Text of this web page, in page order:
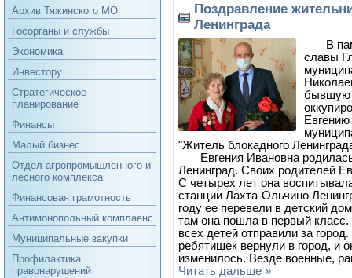
Архив Тяжинского МО
Госорганы и службы
Экономика
Инвестору
Стратегическое
планирование
Финансы
Малый бизнес
Отдел агропромышленного и
лесного комплекса
Финансовая грамотность
Антимонопольный комплаенс
Муниципальные закупки
Профилактика
правонарушений
Поздравление
Ленинграда
В
славы
бывшую
"Житель блокадного
Евгения Ивановна родилась
Ленинград. Своих родителей
С четырех лет она
станции Лахта-Ольчино
году ее перевели в детский
там она пошла в первый класс.
всех детей отправили за
ребятишек вернули в город, и
изменилось. Везде военные,
Читать дальше »